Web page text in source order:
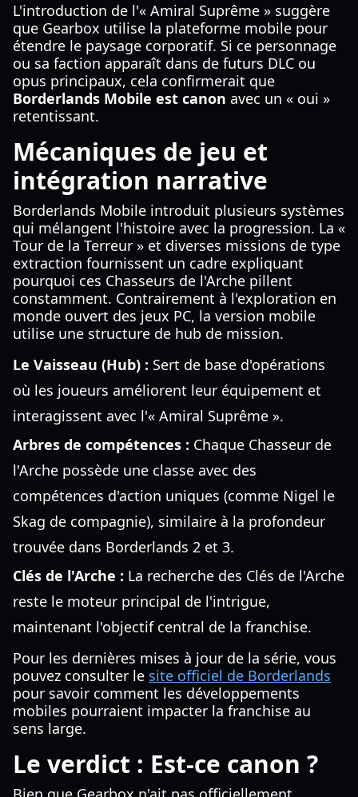
L'introduction de l'« Amiral Suprême » suggère
que Gearbox utilise la plateforme mobile pour
étendre le paysage corporatif. Si ce personnage
ou sa faction apparaît dans de futurs DLC ou
opus principaux, cela confirmerait que
Borderlands Mobile est canon avec un « oui »
retentissant.
Mécaniques de jeu et
intégration narrative
Borderlands Mobile introduit plusieurs systèmes
qui mélangent l'histoire avec la progression. La «
Tour de la Terreur » et diverses missions de type
extraction fournissent un cadre expliquant
pourquoi ces Chasseurs de l'Arche pillent
constamment. Contrairement à l'exploration en
monde ouvert des jeux PC, la version mobile
utilise une structure de hub de mission.
Le Vaisseau (Hub) : Sert de base d'opérations
où les joueurs améliorent leur équipement et
interagissent avec l'« Amiral Suprême ».
Arbres de compétences : Chaque Chasseur de
l'Arche possède une classe avec des
compétences d'action uniques (comme Nigel le
Skag de compagnie), similaire à la profondeur
trouvée dans Borderlands 2 et 3.
Clés de l'Arche : La recherche des Clés de l'Arche
reste le moteur principal de l'intrigue,
maintenant l'objectif central de la franchise.
Pour les dernières mises à jour de la série, vous
pouvez consulter le site officiel de Borderlands
pour savoir comment les développements
mobiles pourraient impacter la franchise au
sens large.
Le verdict : Est-ce canon ?